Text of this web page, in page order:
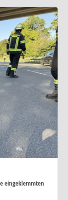
eingeklemmten